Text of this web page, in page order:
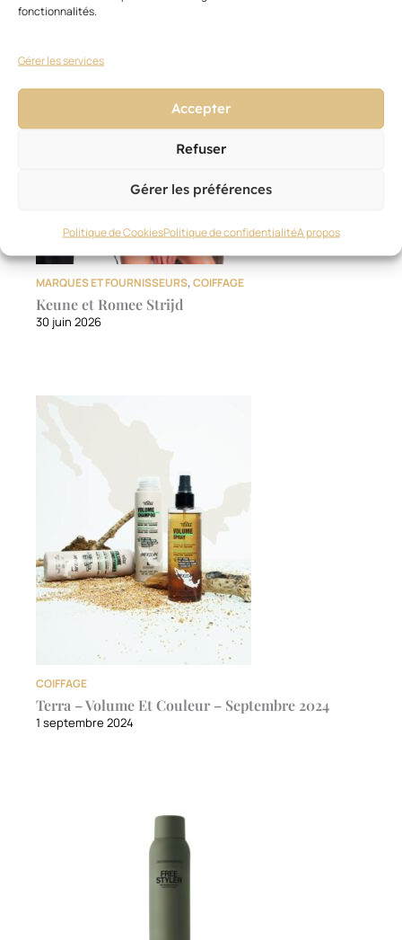
fonctionnalités.
Gérer les services
Accepter
Refuser
Gérer les préférences
Politique de CookiesPolitique de confidentialitéA propos
Ces articles pourraient vous
MARQUES ET FOURNISSEURS,COIFFAGE
Keune et Romee Strijd
30 juin 2026
COIFFAGE
Terra – Volume Et Couleur – Septembre 2024
1 septembre 2024